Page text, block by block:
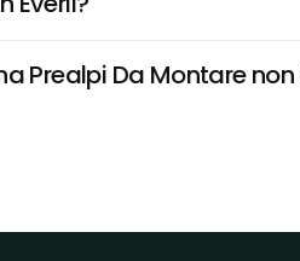
Prealpi Da Montare